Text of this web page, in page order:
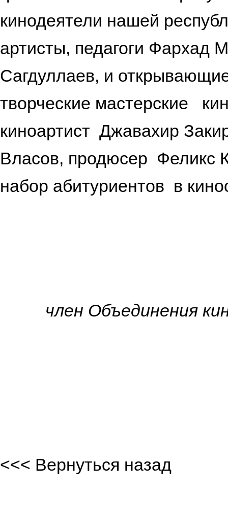
кинодеятели нашей
артисты, педагоги Фархад
Сагдуллаев, и
творческие мастерские
киноартист Джавахир
Власов, продюсер Феликс
набор абитуриентов в
член Объединения
<<< Вернуться назад